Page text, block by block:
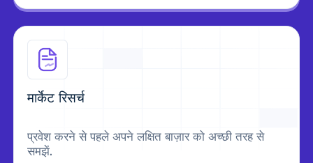
मार्केट रिसर्च
प्रवेश करने से पहले अपने लक्षित बाज़ार को अच्छी तरह से
समझें.